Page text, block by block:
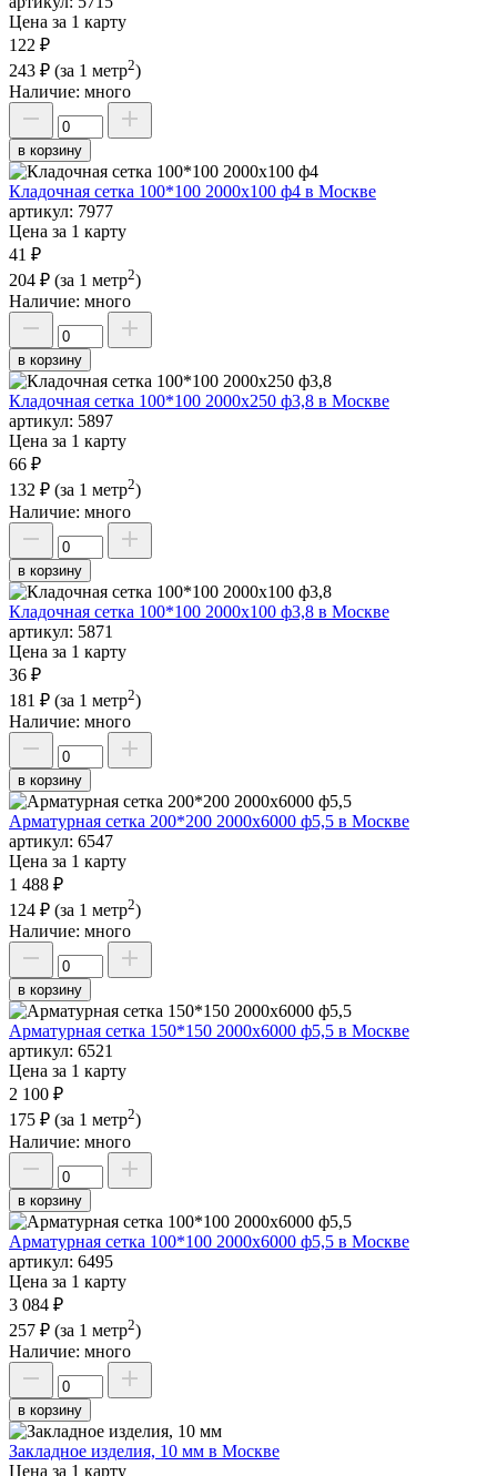
Цена за 1 карту
122 ₽
243 ₽ (за 1 метр2)
Наличие: много
в корзину
Кладочная сетка 100*100 2000х100 ф4 в Москве
артикул: 7977
Цена за 1 карту
41 ₽
204 ₽ (за 1 метр2)
Наличие: много
в корзину
Кладочная сетка 100*100 2000х250 ф3,8 в Москве
артикул: 5897
Цена за 1 карту
66 ₽
132 ₽ (за 1 метр2)
Наличие: много
в корзину
Кладочная сетка 100*100 2000х100 ф3,8 в Москве
артикул: 5871
Цена за 1 карту
36 ₽
181 ₽ (за 1 метр2)
Наличие: много
в корзину
Арматурная сетка 200*200 2000х6000 ф5,5 в Москве
артикул: 6547
Цена за 1 карту
1 488 ₽
124 ₽ (за 1 метр2)
Наличие: много
в корзину
Арматурная сетка 150*150 2000х6000 ф5,5 в Москве
артикул: 6521
Цена за 1 карту
2 100 ₽
175 ₽ (за 1 метр2)
Наличие: много
в корзину
Арматурная сетка 100*100 2000х6000 ф5,5 в Москве
артикул: 6495
Цена за 1 карту
3 084 ₽
257 ₽ (за 1 метр2)
Наличие: много
в корзину
Закладное изделия, 10 мм в Москве
Цена за 1 карту